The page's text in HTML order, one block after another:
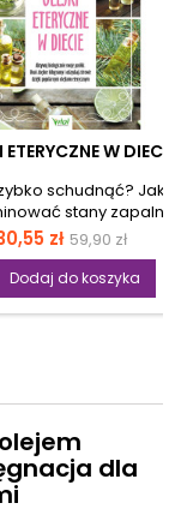
W DIECIE
schudnąć? Jak
stany zapalne
odporność? Jak
poziom cukru we
Wystarczy kilka kropli
olejku
Olejki
i aromaterapii, ale
w dietetyce! Odkryj
stosować
diecie, by przywrócić
organizmu.
proste przepisy na
obiady, sałatki,
zł Cena
59,90 zł
Dodaj do koszyka
dla